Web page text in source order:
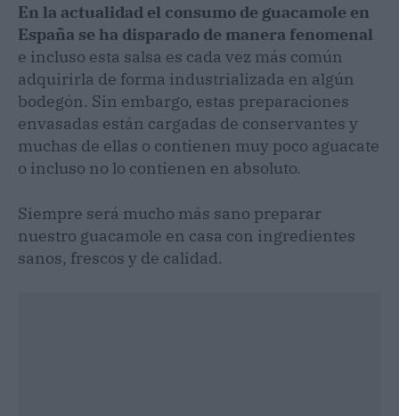
En la actualidad el consumo de guacamole en
España se ha disparado de manera fenomenal
e incluso esta salsa es cada vez más común
adquirirla de forma industrializada en algún
bodegón. Sin embargo, estas preparaciones
envasadas están cargadas de conservantes y
muchas de ellas o contienen muy poco aguacate
o incluso no lo contienen en absoluto.
Siempre será mucho más sano preparar
nuestro guacamole en casa con ingredientes
sanos, frescos y de calidad.